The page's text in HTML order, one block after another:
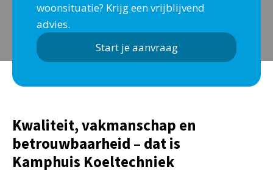
woonsituatie? Krijg een vrijblijvend
advies.
Start je aanvraag
Kwaliteit, vakmanschap en
betrouwbaarheid – dat is
Kamphuis Koeltechniek